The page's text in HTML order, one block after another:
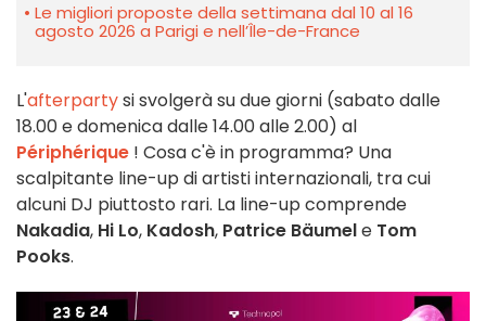
Le migliori proposte della settimana dal 10 al 16
agosto 2026 a Parigi e nell’Île-de-France
L'afterpartysi svolgerà su due giorni (sabato dalle
18.00 e domenica dalle 14.00 alle 2.00) al
Périphérique ! Cosa c'è in programma? Una
scalpitante line-up di artisti internazionali, tra cui
alcuni DJ piuttosto rari. La line-up comprende
Nakadia, Hi Lo, Kadosh, Patrice Bäumele Tom
Pooks.